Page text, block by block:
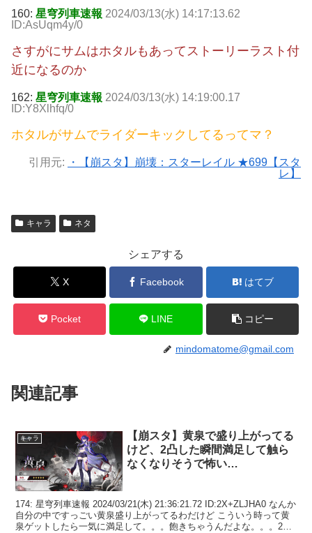
160: 星穹列車速報 2024/03/13(水) 14:17:13.62
ID:AsUqm4y/0
さすがにサムはホタルもあってストーリーラスト付
近になるのか
162: 星穹列車速報 2024/03/13(水) 14:19:00.17
ID:Y8Xlhfq/0
ホタルがサムでライダーキックしてるってマ？
引用元:
・【崩スタ】崩壊：スターレイル ★699【スタ
レ】
キャラ ネタ
シェアする
X Facebook はてブ
Pocket LINE コピー
mindomatome@gmail.com
関連記事
キャラ
【崩スタ】黄泉で盛り上がってる
けど、2凸した瞬間満足して触ら
なくなりそうで怖い…
174: 星穹列車速報 2024/03/21(木) 21:36:21.72 ID:2X+ZLJHA0 なんか
自分の中ですっごい黄泉盛り上がってるわだけど こういう時って黄
泉ゲットしたら一気に満足して。。。飽きちゃうんだよな。。。2凸